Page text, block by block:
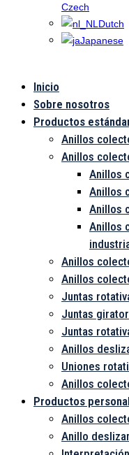
Czech
Dutch
Japanese
Inicio
Sobre nosotros
Productos
Anillos
Anillos
Anillos
Anillos
Anillos
Anillos
Anillos
Anillos
Juntas
Juntas
Juntas
Anillos
Uniones
Anillos
Productos
Anillos
Anillo